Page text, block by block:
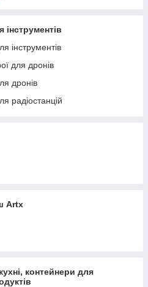
дитяча література,
інструментів
інструментів
для дронів
дронів
радіостанцій
Artx
контейнери для